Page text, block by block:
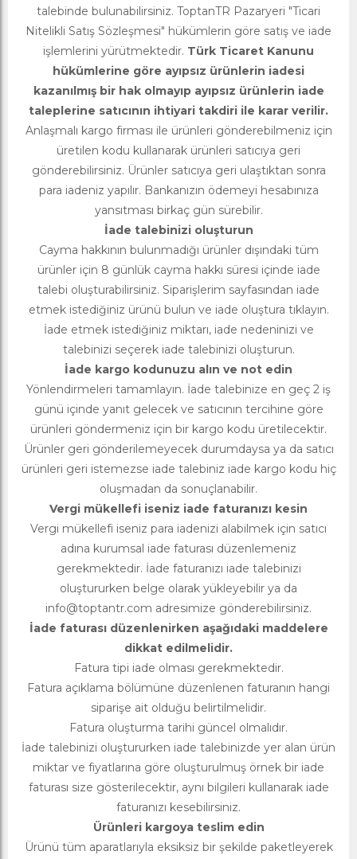
talebinde bulunabilirsiniz. ToptanTR Pazaryeri "Ticari
Nitelikli Satış Sözleşmesi" hükümlerin göre satış ve iade
işlemlerini yürütmektedir. Türk Ticaret Kanunu
hükümlerine göre ayıpsız ürünlerin iadesi
kazanılmış bir hak olmayıp ayıpsız ürünlerin iade
taleplerine satıcının ihtiyari takdiri ile karar verilir.
Anlaşmalı kargo firması ile ürünleri gönderebilmeniz için
üretilen kodu kullanarak ürünleri satıcıya geri
gönderebilirsiniz. Ürünler satıcıya geri ulaştıktan sonra
para iadeniz yapılır. Bankanızın ödemeyi hesabınıza
yansıtması birkaç gün sürebilir.
İade talebinizi oluşturun
Cayma hakkının bulunmadığı ürünler dışındaki tüm
ürünler için 8 günlük cayma hakkı süresi içinde iade
talebi oluşturabilirsiniz. Siparişlerim sayfasından iade
etmek istediğiniz ürünü bulun ve iade oluştura tıklayın.
İade etmek istediğiniz miktarı, iade nedeninizi ve
talebinizi seçerek iade talebinizi oluşturun.
İade kargo kodunuzu alın ve not edin
Yönlendirmeleri tamamlayın. İade talebinize en geç 2 iş
günü içinde yanıt gelecek ve satıcının tercihine göre
ürünleri göndermeniz için bir kargo kodu üretilecektir.
Ürünler geri gönderilemeyecek durumdaysa ya da satıcı
ürünleri geri istemezse iade talebiniz iade kargo kodu hiç
oluşmadan da sonuçlanabilir.
Vergi mükellefi iseniz iade faturanızı kesin
Vergi mükellefi iseniz para iadenizi alabilmek için satıcı
adına kurumsal iade faturası düzenlemeniz
gerekmektedir. İade faturanızı iade talebinizi
oluştururken belge olarak yükleyebilir ya da
info@toptantr.com adresimize gönderebilirsiniz.
İade faturası düzenlenirken aşağıdaki maddelere
dikkat edilmelidir.
Fatura tipi iade olması gerekmektedir.
Fatura açıklama bölümüne düzenlenen faturanın hangi
siparişe ait olduğu belirtilmelidir.
Fatura oluşturma tarihi güncel olmalıdır.
İade talebinizi oluştururken iade talebinizde yer alan ürün
miktar ve fiyatlarına göre oluşturulmuş örnek bir iade
faturası size gösterilecektir, aynı bilgileri kullanarak iade
faturanızı kesebilirsiniz.
Ürünleri kargoya teslim edin
Ürünü tüm aparatlarıyla eksiksiz bir şekilde paketleyerek